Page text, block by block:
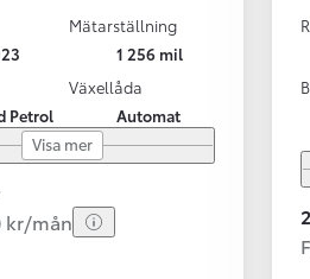
Mätarställning
1 256 mil
Petrol
Växellåda
Automat
Visa mer
kr/mån